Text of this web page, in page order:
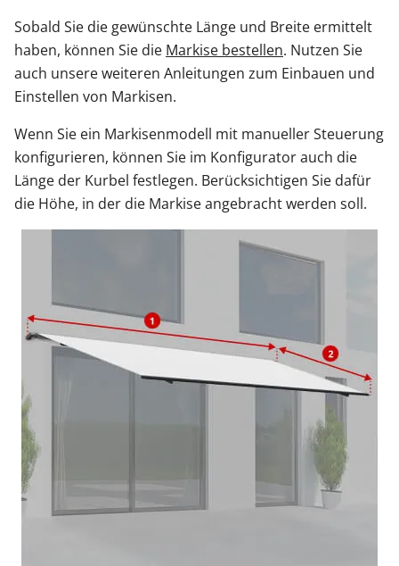
Sobald Sie die gewünschte Länge und Breite ermittelt
haben, können Sie die Markise bestellen. Nutzen Sie
auch unsere weiteren Anleitungen zum Einbauen und
Einstellen von Markisen.
Wenn Sie ein Markisenmodell mit manueller Steuerung
konfigurieren, können Sie im Konfigurator auch die
Länge der Kurbel festlegen. Berücksichtigen Sie dafür
die Höhe, in der die Markise angebracht werden soll.